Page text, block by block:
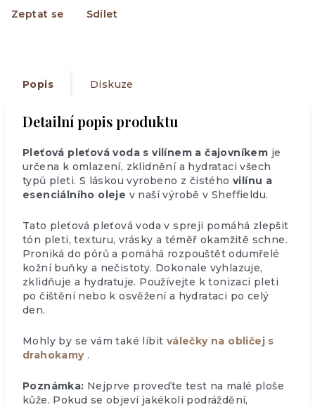
Zeptat se Sdílet
Popis Diskuze
Detailní popis produktu
Pleťová pleťová voda s vilínem a čajovníkem je
určena k omlazení, zklidnění a hydrataci všech
typů pleti. S láskou vyrobeno z čistého vilínu a
esenciálního oleje v naší výrobě v Sheffieldu.
Tato pleťová pleťová voda v spreji pomáhá zlepšit
tón pleti, texturu, vrásky a téměř okamžitě schne.
Proniká do pórů a pomáhá rozpouštět odumřelé
kožní buňky a nečistoty. Dokonale vyhlazuje,
zklidňuje a hydratuje. Používejte k tonizaci pleti
po čištění nebo k osvěžení a hydrataci po celý
den.
Mohly by se vám také líbit válečky na obličej s
drahokamy .
Poznámka: Nejprve proveďte test na malé ploše
kůže. Pokud se objeví jakékoli podráždění,